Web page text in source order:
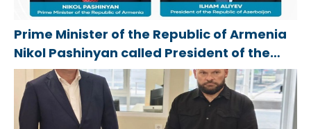
Prime Minister of the Republic of Armenia
Nikol Pashinyan called President of the
Republic of Azerbaijan Ilham Aliyev